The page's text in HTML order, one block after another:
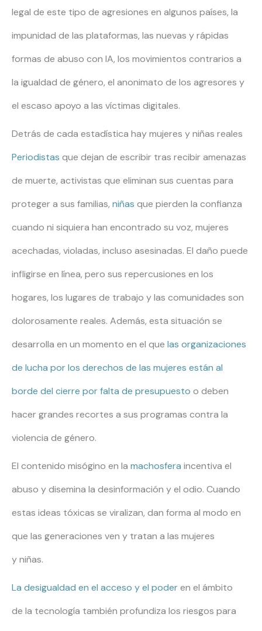
legal de este tipo de agresiones en algunos países, la
impunidad de las plataformas, las nuevas y rápidas
formas de abuso con IA, los movimientos contrarios a
la igualdad de género, el anonimato de los agresores y
el escaso apoyo a las víctimas digitales.
Detrás de cada estadística hay mujeres y niñas reales
Periodistas que dejan de escribir tras recibir amenazas
de muerte, activistas que eliminan sus cuentas para
proteger a sus familias, niñas que pierden la confianza
cuando ni siquiera han encontrado su voz, mujeres
acechadas, violadas, incluso asesinadas. El daño puede
infligirse en línea, pero sus repercusiones en los
hogares, los lugares de trabajo y las comunidades son
dolorosamente reales. Además, esta situación se
desarrolla en un momento en el que las organizaciones
de lucha por los derechos de las mujeres están al
borde del cierre por falta de presupuesto o deben
hacer grandes recortes a sus programas contra la
violencia de género.
El contenido misógino en la machosfera incentiva el
abuso y disemina la desinformación y el odio. Cuando
estas ideas tóxicas se viralizan, dan forma al modo en
que las generaciones ven y tratan a las mujeres
y niñas.
La desigualdad en el acceso y el poderen el ámbito
de la tecnología también profundiza los riesgos para